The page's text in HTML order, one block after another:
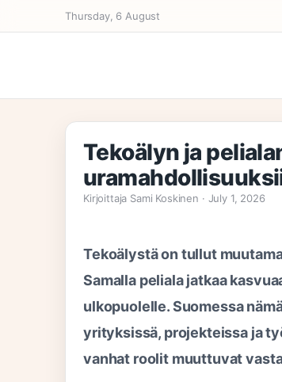
Thursday, 6 August
Tekoälyn ja
Kirjoittaja Sami Koskinen · July 1, 2026
Tekoälystä on tullut
Samalla peliala jatkaa
ulkopuolelle. Suomessa
yrityksissä, projekteissa ja
vanhat roolit muuttuvat